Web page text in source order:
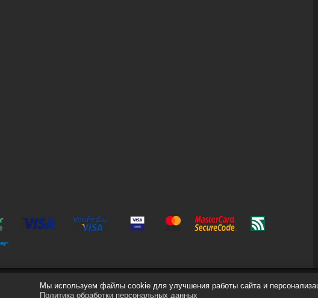
Мы используем файлы cookie для улучшения работы сайта и
Политика обработки персональных данных